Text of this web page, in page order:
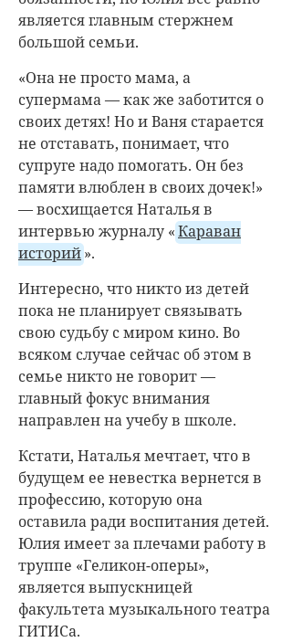
является главным стержнем
большой семьи.
«Она не просто мама, а
супермама — как же заботится о
своих детях! Но и Ваня старается
не отставать, понимает, что
супруге надо помогать. Он без
памяти влюблен в своих дочек!»
— восхищается Наталья в
интервью журналу «Караван
историй».
Интересно, что никто из детей
пока не планирует связывать
свою судьбу с миром кино. Во
всяком случае сейчас об этом в
семье никто не говорит —
главный фокус внимания
направлен на учебу в школе.
Кстати, Наталья мечтает, что в
будущем ее невестка вернется в
профессию, которую она
оставила ради воспитания детей.
Юлия имеет за плечами работу в
труппе «Геликон-оперы»,
является выпускницей
факультета музыкального театра
ГИТИСа.